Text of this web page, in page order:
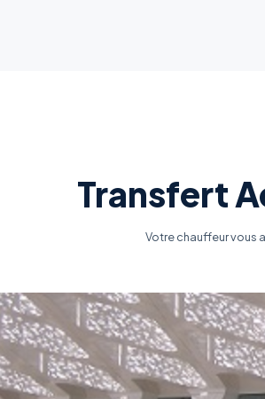
Transfert
Votre chauffeur vous